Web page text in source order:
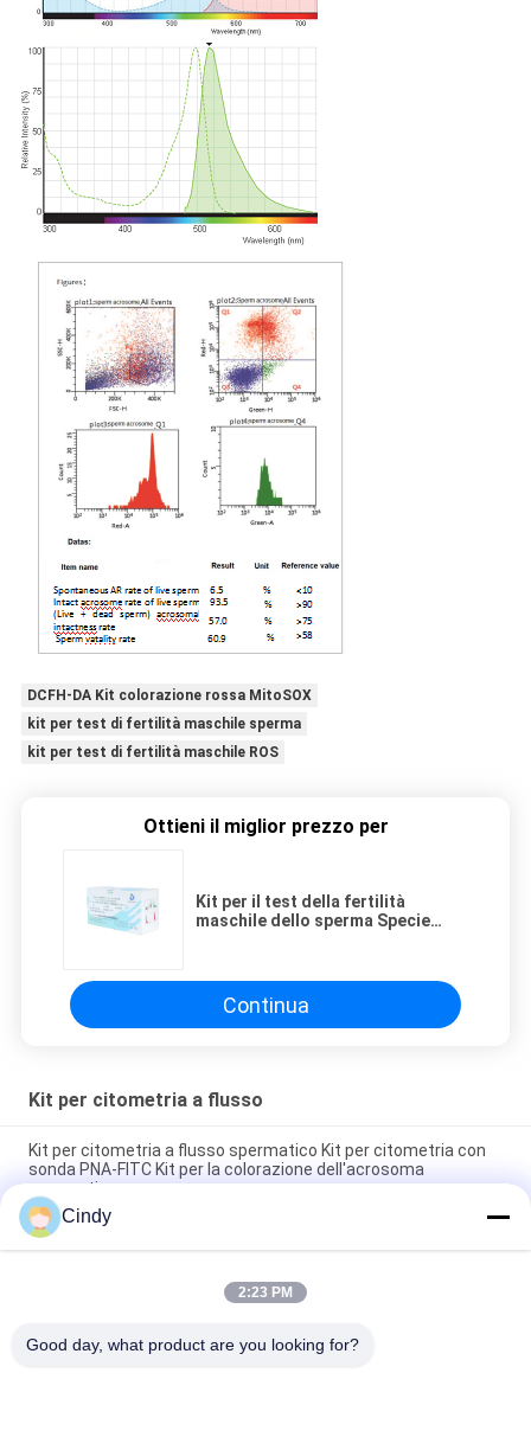
DCFH-DA Kit colorazione rossa MitoSOX
kit per test di fertilità maschile sperma
kit per test di fertilità maschile ROS
Ottieni il miglior prezzo per
Kit per il test della fertilità
maschile dello sperma Specie
MitoSOX
Continua
Kit per citometria a flusso
Kit per citometria a flusso spermatico Kit per citometria con
sonda PNA-FITC Kit per la colorazione dell'acrosoma
spermatico
Sperm Reactive Oxygen Species Kit di colorazione DHE per
citometria a flusso ROS
Corredo maschio della prova di fertilità del campione dello
Cindy
2:23 PM
Good day, what product are you looking for?